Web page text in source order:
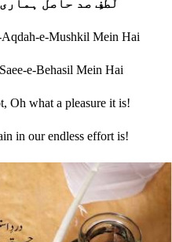
لُطفِ صد حاصل
e-Mushkil Mein Hai
e-Behasil Mein Hai
Oh what a pleasure it is!
in our endless effort is!